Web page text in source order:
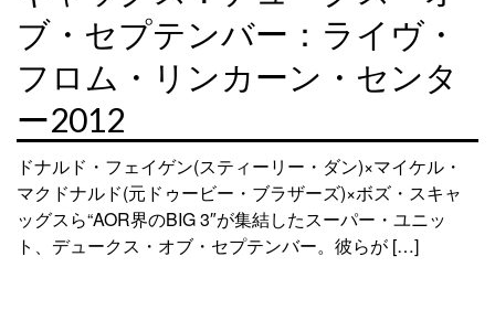
ブ・セプテンバー：ライヴ・
フロム・リンカーン・センタ
ー2012
ドナルド・フェイゲン(スティーリー・ダン)×マイケル・
マクドナルド(元ドゥービー・ブラザーズ)×ボズ・スキャ
ッグスら“AOR界のBIG 3″が集結したスーパー・ユニッ
ト、デュークス・オブ・セプテンバー。彼らが […]